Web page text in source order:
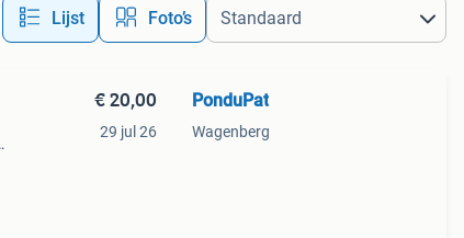
Lijst Foto’s
€ 20,00
29 jul 26
PonduPat
Wagenberg